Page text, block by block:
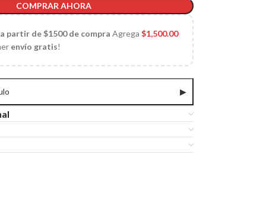
COMPRAR AHORA
partir de $1500 de compra Agrega$1,500.00
envío gratis!
▶